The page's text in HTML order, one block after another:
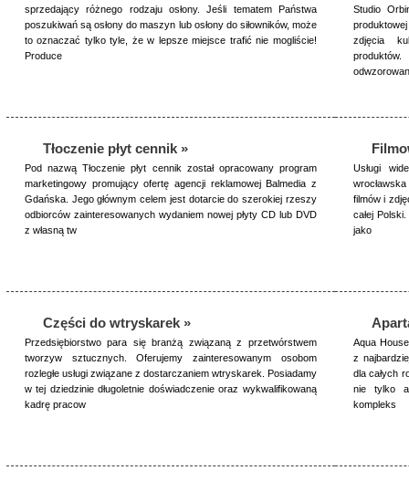
sprzedający różnego rodzaju osłony. Jeśli tematem Państwa
poszukiwań są osłony do maszyn lub osłony do siłowników, może
to oznaczać tylko tyle, że w lepsze miejsce trafić nie mogliście!
Produce
Studio
zdjęcia
Tłoczenie płyt cennik »
Pod nazwą Tłoczenie płyt cennik został opracowany program
marketingowy promujący ofertę agencji reklamowej Balmedia z
Gdańska. Jego głównym celem jest dotarcie do szerokiej rzeszy
odbiorców zainteresowanych wydaniem nowej płyty CD lub DVD
z własną tw
Usługi
filmów i
całej
jako
Części do wtryskarek »
Przedsiębiorstwo para się branżą związaną z przetwórstwem
tworzyw sztucznych. Oferujemy zainteresowanym osobom
rozległe usługi związane z dostarczaniem wtryskarek. Posiadamy
w tej dziedzinie długoletnie doświadczenie oraz wykwalifikowaną
kadrę pracow
Aqua
z
dla całych
nie tylko
kompleks